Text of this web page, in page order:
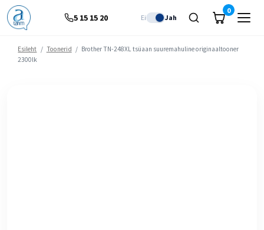
5 15 15 20 Ei Jah
0
Esileht / Toonerid / Brother TN-248XL tsüaan suuremahuline originaaltooner
2300lk